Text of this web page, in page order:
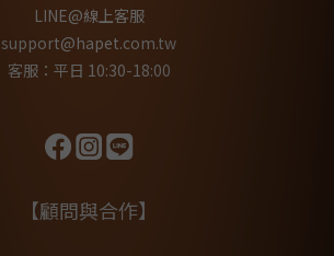
LINE@線上客服
support@hapet.com.tw
客服：平日 10:30-18:00
【顧問與合作】